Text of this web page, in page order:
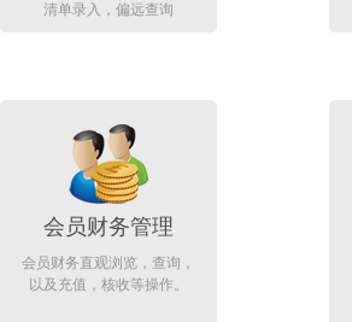
清单录入，偏远查询
会员财务管理
会员财务直观浏览，查询，
以及充值，核收等操作。